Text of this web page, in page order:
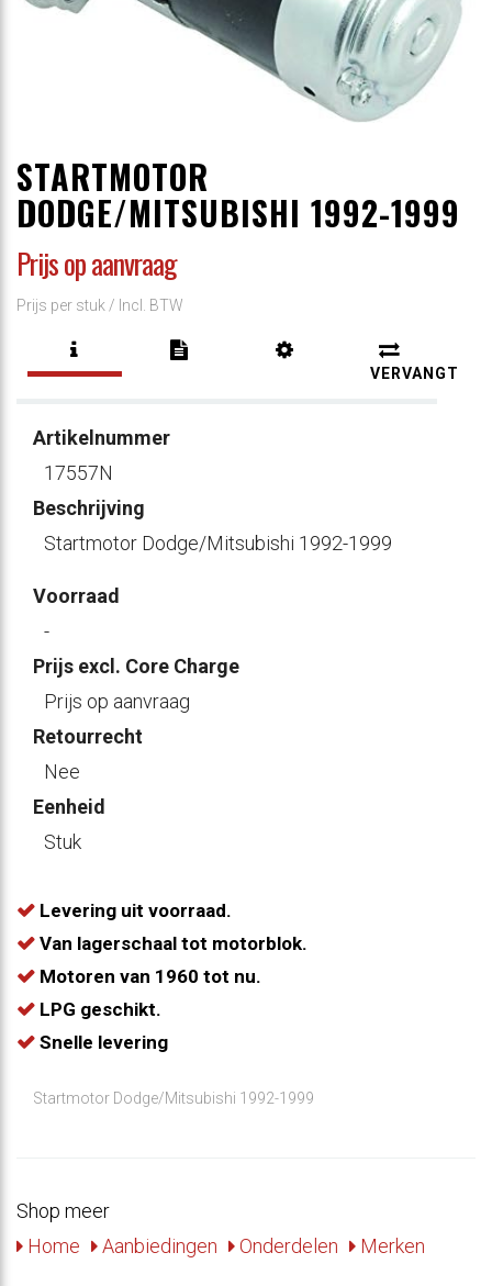
STARTMOTOR
DODGE/MITSUBISHI 1992-1999
Prijs op aanvraag
Prijs per stuk / Incl. BTW
VERVANGT
Artikelnummer
17557N
Beschrijving
Startmotor Dodge/Mitsubishi 1992-1999
Voorraad
-
Prijs excl. Core Charge
Prijs op aanvraag
Retourrecht
Nee
Eenheid
Stuk
Levering uit voorraad.
Van lagerschaal tot motorblok.
Motoren van 1960 tot nu.
LPG geschikt.
Snelle levering
Startmotor Dodge/Mitsubishi 1992-1999
Shop meer
Home
Aanbiedingen Onderdelen Merken